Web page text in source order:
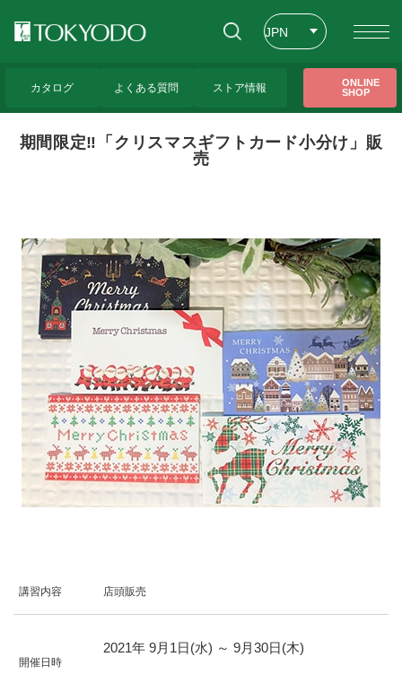
JPN
カタログ よくある質問 ストア情報
ONLINE
SHOP
期間限定‼「クリスマスギフトカード小分
け」販売
期間限定‼「クリスマスギフトカード小分け」販
売
講習内容 店頭販売
開催日時
2021年 9月 1日(水) ～ 9月30日(木)